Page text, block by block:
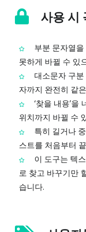
사용 시
부분 문자열
못하게 바뀔 수 있
대소문자 구
자까지 완전히 같
‘찾을 내용’을
위치까지 바뀔 수
특히 길거나
스트를 처음부터
이 도구는 텍
로 찾고 바꾸기만
습니다.